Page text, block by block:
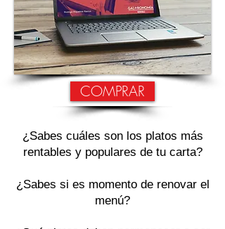
COMPRAR
¿Sabes cuáles son los platos más
rentables y populares de tu carta?
¿Sabes si es momento de renovar el
menú?